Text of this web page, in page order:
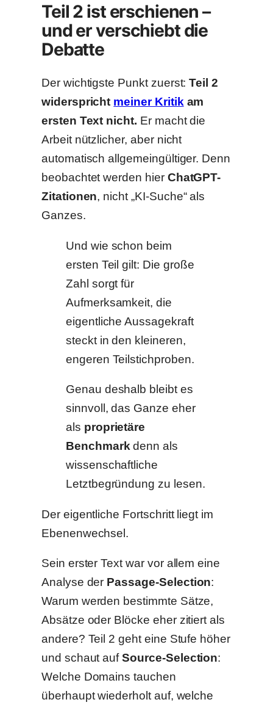
Teil 2 ist erschienen –
und er verschiebt die
Debatte
Der wichtigste Punkt zuerst:Teil 2
widerspricht meiner Kritikam
ersten Text nicht. Er macht die
Arbeit nützlicher, aber nicht
automatisch allgemeingültiger. Denn
beobachtet werden hier ChatGPT-
Zitationen, nicht „KI-Suche“ als
Ganzes.
Und wie schon beim
ersten Teil gilt: Die große
Zahl sorgt für
Aufmerksamkeit, die
eigentliche Aussagekraft
steckt in den kleineren,
engeren Teilstichproben.
Genau deshalb bleibt es
sinnvoll, das Ganze eher
als proprietäre
Benchmarkdenn als
wissenschaftliche
Letztbegründung zu lesen.
Der eigentliche Fortschritt liegt im
Ebenenwechsel.
Sein erster Text war vor allem eine
Analyse der Passage-Selection:
Warum werden bestimmte Sätze,
Absätze oder Blöcke eher zitiert als
andere? Teil 2 geht eine Stufe höher
und schaut aufSource-Selection:
Welche Domains tauchen
überhaupt wiederholt auf, welche